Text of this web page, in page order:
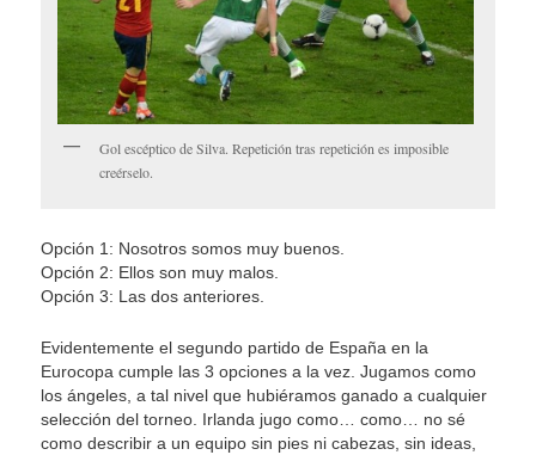
Gol escéptico de Silva. Repetición tras repetición es imposible
creérselo.
Opción 1: Nosotros somos muy buenos.
Opción 2: Ellos son muy malos.
Opción 3: Las dos anteriores.
Evidentemente el segundo partido de España en la
Eurocopa cumple las 3 opciones a la vez. Jugamos como
los ángeles, a tal nivel que hubiéramos ganado a cualquier
selección del torneo. Irlanda jugo como… como… no sé
como describir a un equipo sin pies ni cabezas, sin ideas,